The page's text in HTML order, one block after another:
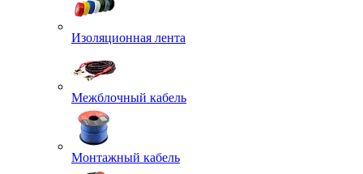
Изоляционная лента
Межблочный кабель
Монтажный кабель